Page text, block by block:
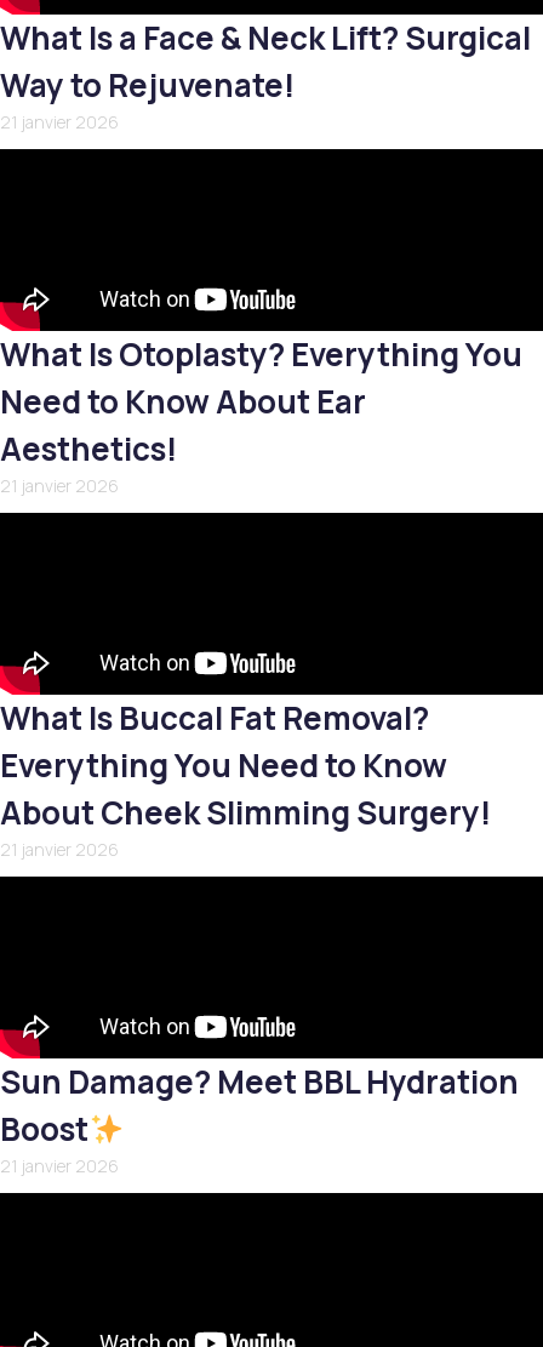
What Is a Face & Neck Lift? Surgical
Way to Rejuvenate!
21 janvier 2026
What Is Otoplasty? Everything You
Need to Know About Ear
Aesthetics!
21 janvier 2026
What Is Buccal Fat Removal?
Everything You Need to Know
About Cheek Slimming Surgery!
21 janvier 2026
Sun Damage? Meet BBL Hydration
Boost
21 janvier 2026